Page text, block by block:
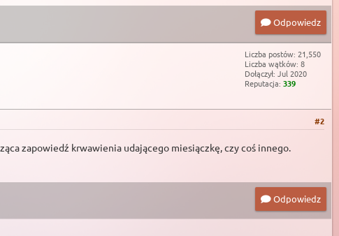
Odpowiedz
Liczba postów: 21,550
Liczba wątków: 8
Dołączył: Jul 2020
Reputacja: 339
#2
zapowiedź krwawienia udającego miesiączkę, czy coś innego.
Odpowiedz